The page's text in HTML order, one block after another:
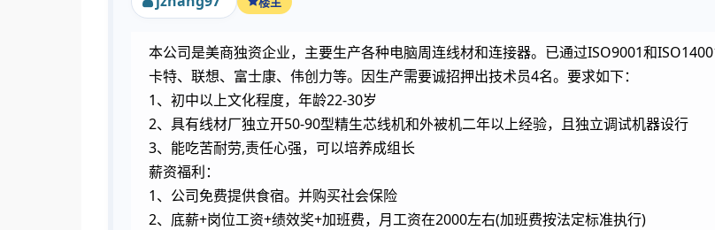
本公司是美商独资企业，主要生产各种电脑周连线材和连接器。已通过ISO9001和
卡特、联想、富士康、伟创力等。因生产需要诚招押出技术员4名。要求如下：
1、初中以上文化程度，年龄22-30岁
2、具有线材厂独立开50-90型精生芯线机和外被机二年以上经验，且独立调试机器设行
3、能吃苦耐劳,责任心强，可以培养成组长
薪资福利：
1、公司免费提供食宿。并购买社会保险
2、底薪+岗位工资+绩效奖+加班费，月工资在2000左右(加班费按法定标准执行)